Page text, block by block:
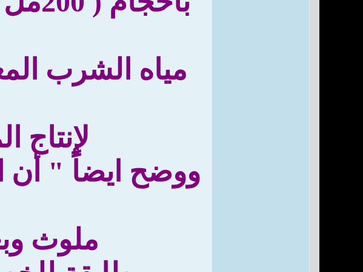
مياه الشرب
لإنتاج
ووضح ايضاً " أن
ملوث